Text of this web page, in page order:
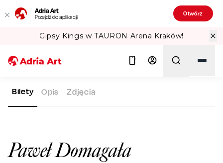
Adria Art
Przejdź do aplikacji Otwórz
Gipsy Kings w TAURON Arena Kraków!
ADRIA ART ARTYŚCI PAWEŁ DOMAGAŁA
Paweł Domagała
Bilety Opis Zdjęcia